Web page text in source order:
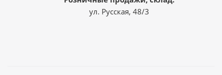
ул. Русская, 48/3